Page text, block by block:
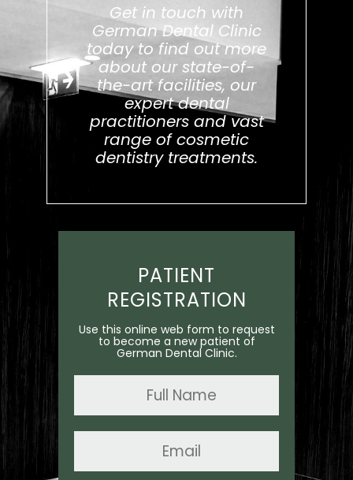
Get in touch with
German Dental Clinic
today to find out more
about our state-of-
the-art facilities, our
expert dental
practitioners and vast
range of cosmetic
dentistry treatments.
PATIENT
REGISTRATION
Use this online web form to request
to become a new patient of
German Dental Clinic.